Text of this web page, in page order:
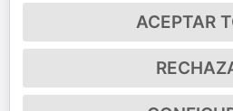
ACEPTAR